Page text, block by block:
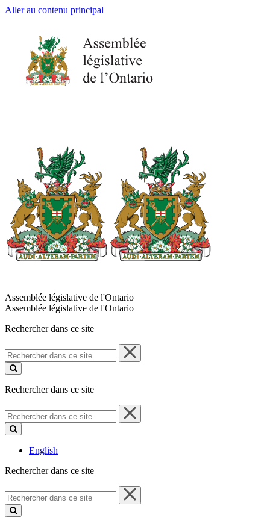
Aller au contenu principal
Assemblée législative de l'Ontario
Assemblée législative de l'Ontario
Rechercher dans ce site
Rechercher
dans
ce
Rechercher dans ce site
Rechercher
dans
ce
English
Rechercher dans ce site
Rechercher
dans
ce